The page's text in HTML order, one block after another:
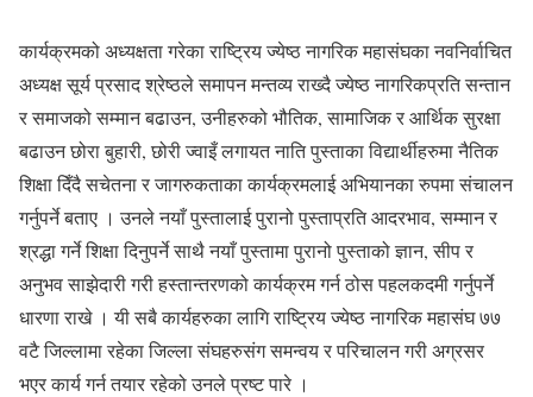
कार्यक्रमको अध्यक्षता गरेका राष्ट्रिय ज्येष्ठ नागरिक महासंघका नवनिर्वाचित
अध्यक्ष सूर्य प्रसाद श्रेष्ठले समापन मन्तव्य राख्दै ज्येष्ठ नागरिकप्रति सन्तान
र समाजको सम्मान बढाउन, उनीहरुको भौतिक, सामाजिक र आर्थिक सुरक्षा
बढाउन छोरा बुहारी, छोरी ज्वाइँ लगायत नाति पुस्ताका विद्यार्थीहरुमा नैतिक
शिक्षा दिँदै सचेतना र जागरुकताका कार्यक्रमलाई अभियानका रुपमा संचालन
गर्नुपर्ने बताए । उनले नयाँ पुस्तालाई पुरानो पुस्ताप्रति आदरभाव, सम्मान र
श्रद्धा गर्ने शिक्षा दिनुपर्ने साथै नयाँ पुस्तामा पुरानो पुस्ताको ज्ञान, सीप र
अनुभव साझेदारी गरी हस्तान्तरणको कार्यक्रम गर्न ठोस पहलकदमी गर्नुपर्ने
धारणा राखे । यी सबै कार्यहरुका लागि राष्ट्रिय ज्येष्ठ नागरिक महासंघ ७७
वटै जिल्लामा रहेका जिल्ला संघहरुसंग समन्वय र परिचालन गरी अग्रसर
भएर कार्य गर्न तयार रहेको उनले प्रष्ट पारे ।